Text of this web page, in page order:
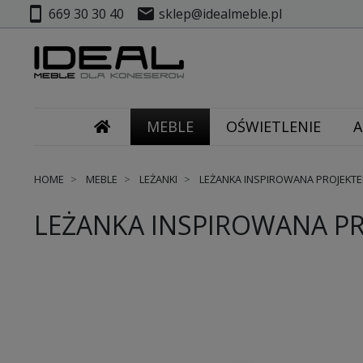
smartphone 669 30 30 40 mail sklep@idealmeble.pl
MEBLE OŚWIETLENIE
HOME MEBLE LEŻANKI LEŻANKA INSPIROWANA
LEŻANKA INSPIROWANA